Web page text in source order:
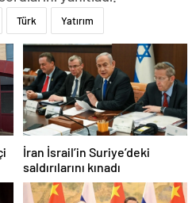
Türk Yatırım
İran İsrail’in Suriye’deki
saldırılarını kınadı